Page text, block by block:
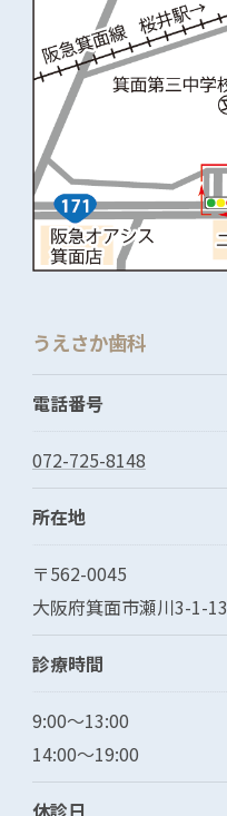
うえさか歯科
電話番号
072-725-8148
所在地
〒562-0045
大阪府箕面市瀬川3-1-13
診療時間
9:00～13:00
14:00～19:00
休診日